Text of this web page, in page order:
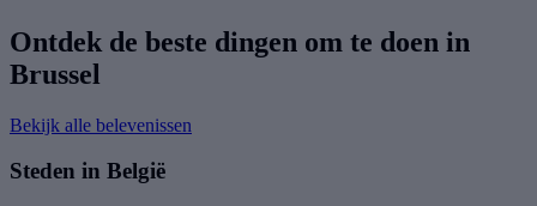
Ontdek de beste dingen om te doen in
Brussel
Bekijk alle belevenissen
Steden in België